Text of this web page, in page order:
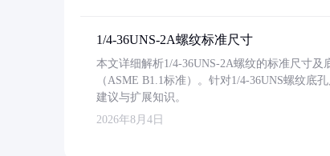
1/4-36UNS-2A螺纹标准尺寸
本文详细解析1/4-36UNS-2A螺纹的标准尺寸
（ASME B1.1标准）。针对1/4-36UNS螺纹
建议与扩展知识。
2026年8月4日